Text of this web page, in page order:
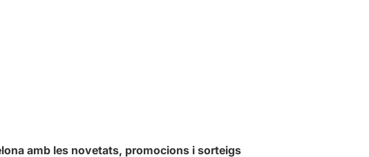
amb les novetats, promocions i sorteigs